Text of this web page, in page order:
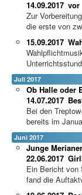
vor
14.09.2017
Zur
die erste von
15.09.2017
Juli 2017
Ob Halle oder
14.07.2017
Bei den
bereits im
Juni 2017
Junge
22.06.2017
Ein Bericht von
fand die